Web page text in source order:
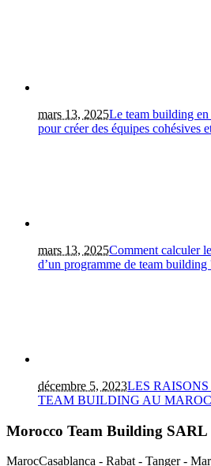
mars 13, 2025Le team building en
pour créer des équipes cohésives
mars 13, 2025Comment calculer
d’un programme de team building
décembre 5, 2023LES
TEAM BUILDING AU MAROC
Morocco Team Building SARL
MarocCasablanca - Rabat - Tanger -